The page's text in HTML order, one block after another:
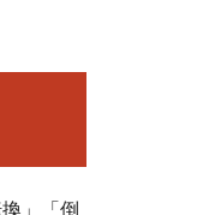
」「倒